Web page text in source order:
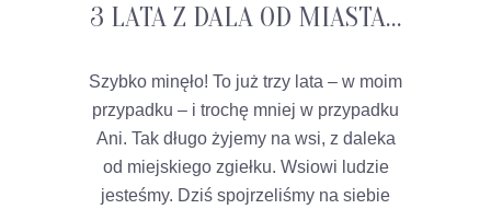
3 LATA Z DALA OD MIASTA…
Szybko minęło! To już trzy lata – w moim
przypadku – i trochę mniej w przypadku
Ani. Tak długo żyjemy na wsi, z daleka
od miejskiego zgiełku. Wsiowi ludzie
jesteśmy. Dziś spojrzeliśmy na siebie